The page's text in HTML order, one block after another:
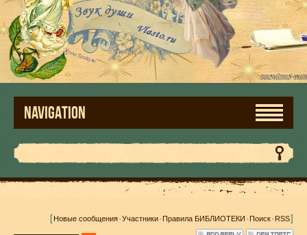
NAVIGATION
[Новые сообщения·Участники·Правила БИБЛИОТЕКИ·Поиск·RSS]